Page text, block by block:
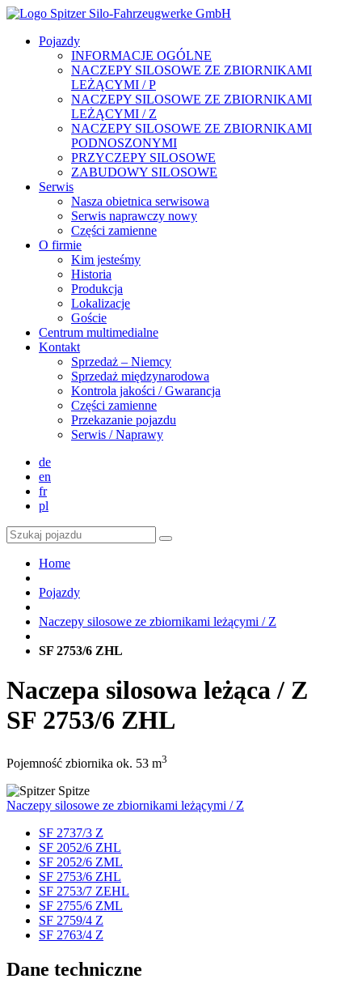
Pojazdy
INFORMACJE OGÓLNE
NACZEPY SILOSOWE ZE ZBIORNIKAMI
LEŻĄCYMI / P
NACZEPY SILOSOWE ZE ZBIORNIKAMI
LEŻĄCYMI / Z
NACZEPY SILOSOWE ZE ZBIORNIKAMI
PODNOSZONYMI
PRZYCZEPY SILOSOWE
ZABUDOWY SILOSOWE
Serwis
Nasza obietnica serwisowa
Serwis naprawczy nowy
Części zamienne
O firmie
Kim jesteśmy
Historia
Produkcja
Lokalizacje
Goście
Centrum multimedialne
Kontakt
Sprzedaż – Niemcy
Sprzedaż międzynarodowa
Kontrola jakości / Gwarancja
Części zamienne
Przekazanie pojazdu
Serwis / Naprawy
de
en
fr
pl
Home
Pojazdy
Naczepy silosowe ze zbiornikami leżącymi / Z
SF 2753/6 ZHL
Naczepa silosowa leżąca / Z
SF 2753/6 ZHL
Pojemność zbiornika ok. 53 m3
Naczepy silosowe ze zbiornikami leżącymi / Z
SF 2737/3 Z
SF 2052/6 ZHL
SF 2052/6 ZML
SF 2753/6 ZHL
SF 2753/7 ZEHL
SF 2755/6 ZML
SF 2759/4 Z
SF 2763/4 Z
Dane techniczne